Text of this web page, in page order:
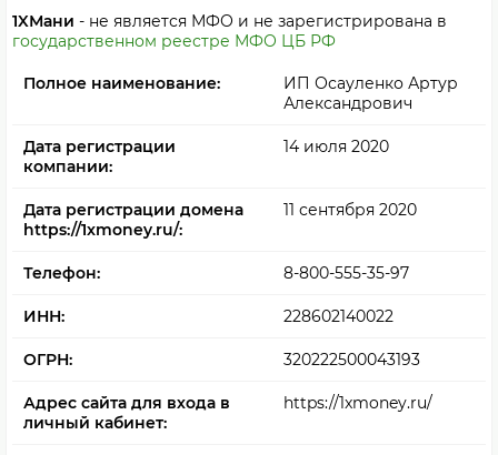
1XМани - не является МФО и не зарегистрирована в
государственном реестре МФО ЦБ РФ
Полное наименование:
ИП Осауленко Артур
Александрович
Дата регистрации
компании:
14 июля 2020
Дата регистрации домена
https://1xmoney.ru/:
11 сентября 2020
Телефон: 8-800-555-35-97
ИНН: 228602140022
ОГРН: 320222500043193
Адрес сайта для входа в
личный кабинет:
https://1xmoney.ru/